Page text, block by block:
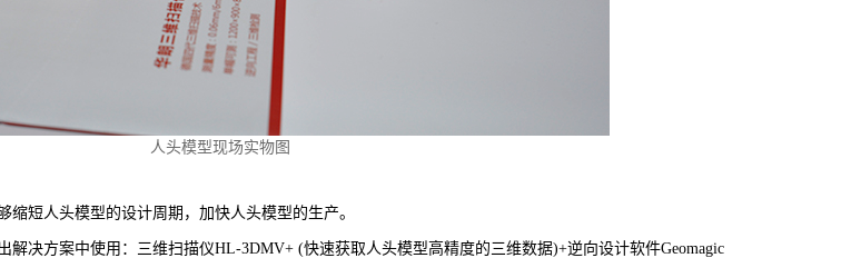
人头模型现场实物图
短人头模型的设计周期，加快人头模型的生产。
决方案中使用：三维扫描仪HL-3DMV+ (快速获取人头模型高精度的三维数据)+逆向设计软件Geomagic